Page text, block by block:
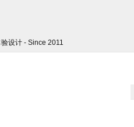
设计 - Since 2011